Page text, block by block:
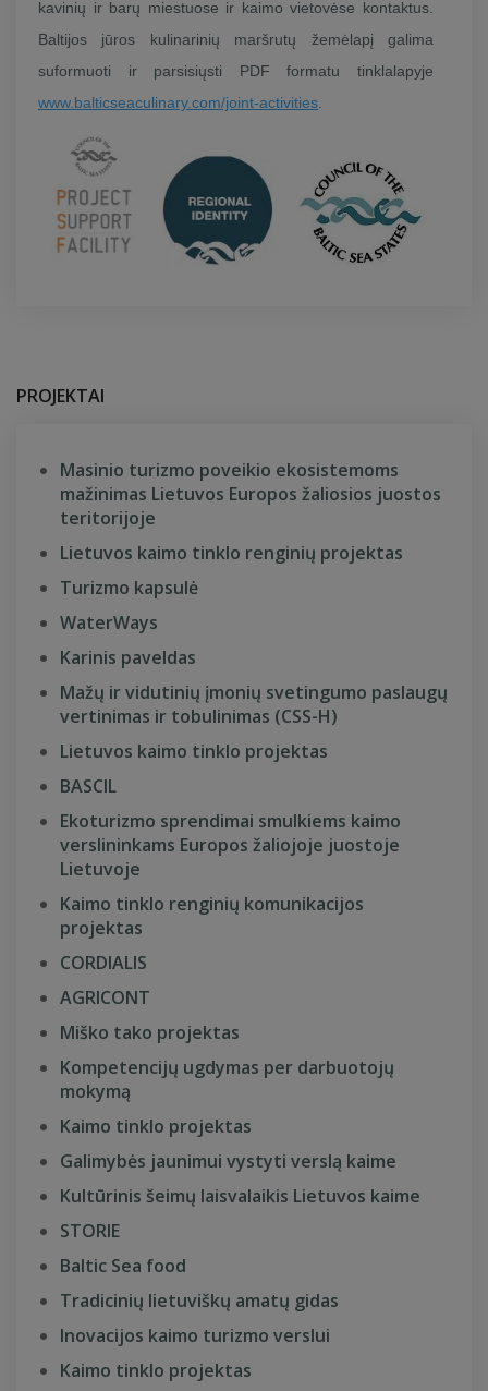
kavinių ir barų miestuose ir kaimo vietovėse kontaktus.
Baltijos jūros kulinarinių maršrutų žemėlapį galima
suformuoti ir parsisiųsti PDF formatu tinklalapyje
www.balticseaculinary.com/joint-activities
PROJEKTAI
Masinio turizmo poveikio ekosistemoms
mažinimas Lietuvos Europos žaliosios juostos
teritorijoje
Lietuvos kaimo tinklo renginių projektas
Turizmo kapsulė
WaterWays
Karinis paveldas
Mažų ir vidutinių įmonių svetingumo paslaugų
vertinimas ir tobulinimas (CSS-H)
Lietuvos kaimo tinklo projektas
BASCIL
Ekoturizmo sprendimai smulkiems kaimo
verslininkams Europos žaliojoje juostoje
Lietuvoje
Kaimo tinklo renginių komunikacijos
projektas
CORDIALIS
AGRICONT
Miško tako projektas
Kompetencijų ugdymas per darbuotojų
mokymą
Kaimo tinklo projektas
Galimybės jaunimui vystyti verslą kaime
Kultūrinis šeimų laisvalaikis Lietuvos kaime
STORIE
Baltic Sea food
Tradicinių lietuviškų amatų gidas
Inovacijos kaimo turizmo verslui
Kaimo tinklo projektas